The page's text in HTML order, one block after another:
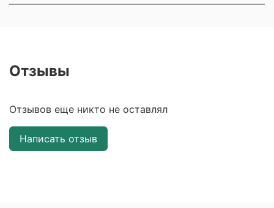
Отзывы
Отзывов еще никто не оставлял
Написать отзыв